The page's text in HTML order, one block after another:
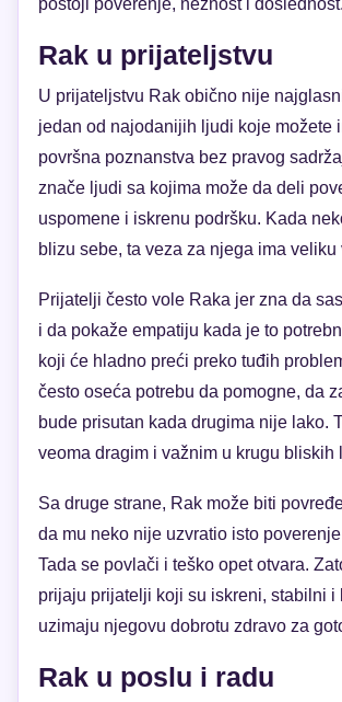
postoji poverenje, nežnost i doslednost.
Rak u prijateljstvu
U prijateljstvu Rak obično nije
jedan od najodanijih ljudi koje možete
površna poznanstva bez pravog
znače ljudi sa kojima može da deli
uspomene i iskrenu podršku. Kada
blizu sebe, ta veza za njega ima veliku
Prijatelji često vole Raka jer zna da
i da pokaže empatiju kada je to
koji će hladno preći preko tuđih
često oseća potrebu da pomogne, da
bude prisutan kada drugima nije lako.
veoma dragim i važnim u krugu bliskih
Sa druge strane, Rak može biti
da mu neko nije uzvratio isto
Tada se povlači i teško opet otvara.
prijaju prijatelji koji su iskreni, stabilni i
uzimaju njegovu dobrotu zdravo za
Rak u poslu i radu